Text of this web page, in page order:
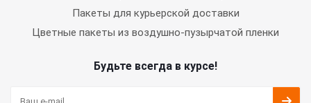
Пакеты для курьерской доставки
Цветные пакеты из воздушно-пузырчатой пленки
Будьте всегда в курсе!